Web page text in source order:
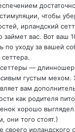
чтобы
ирландский
займет вас. Вот ваш
по уходу за вашей
—
густым мехом.
вам
как родителя
хорошо
они того стоят.)
своего ирландского